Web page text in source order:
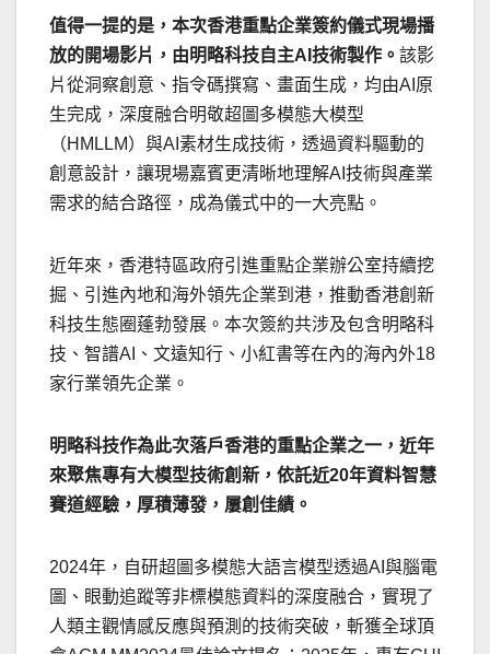
值得一提的是，本次香港重點企業簽約儀式現場播
放的開場影片，由明略科技自主AI技術製作。 該影
片從洞察創意、指令碼撰寫、畫面生成，均由AI原
生完成，深度融合明敬超圖多模態大模型
（HMLLM）與AI素材生成技術，透過資料驅動的
創意設計，讓現場嘉賓更清晰地理解AI技術與產業
需求的結合路徑，成為儀式中的一大亮點。
近年來，香港特區政府引進重點企業辦公室持續挖
掘、引進內地和海外領先企業到港，推動香港創新
科技生態圈蓬勃發展。本次簽約共涉及包含明略科
技、智譜AI、文遠知行、小紅書等在內的海內外18
家行業領先企業。
明略科技作為此次落戶香港的重點企業之一，近年
來聚焦專有大模型技術創新，依託近20年資料智慧
賽道經驗，厚積薄發，屢創佳績。
2024年，自研超圖多模態大語言模型透過AI與腦電
圖、眼動追蹤等非標模態資料的深度融合，實現了
人類主觀情感反應與預測的技術突破，斬獲全球頂